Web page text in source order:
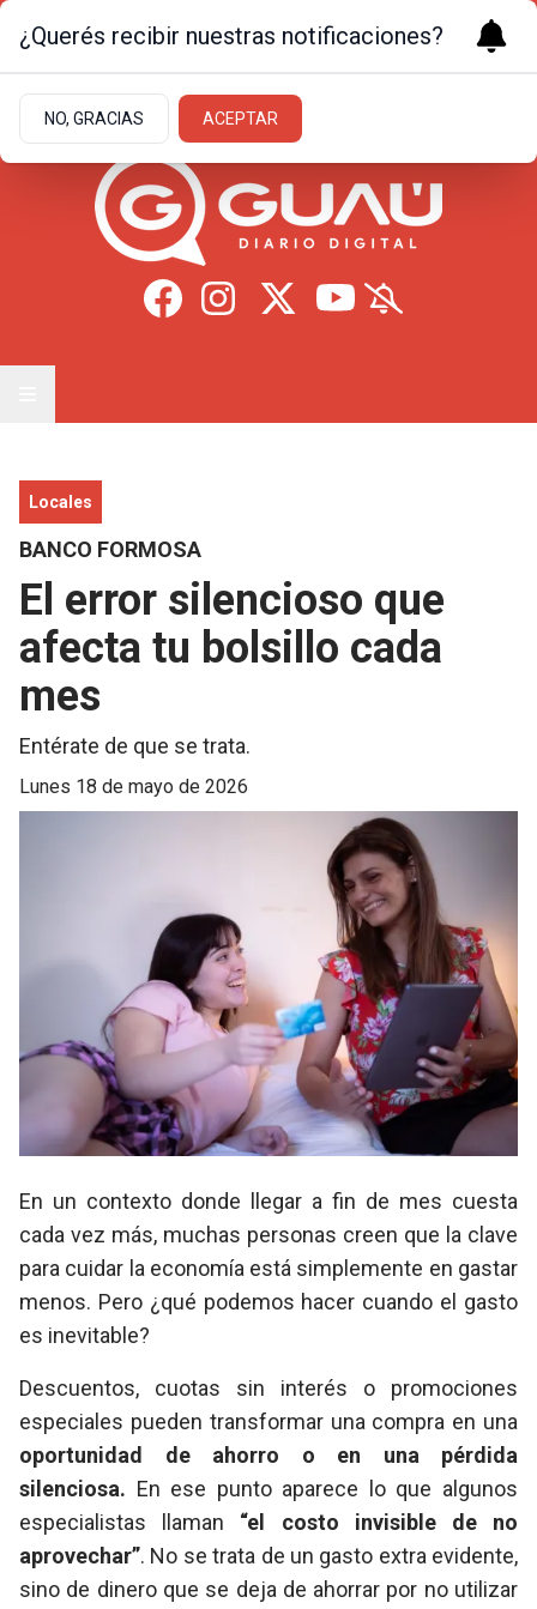
25.5ºc | Formosa
Locales
BANCO FORMOSA
El error silencioso que
afecta tu bolsillo cada
mes
Entérate de que se trata.
lunes 18 de mayo de 2026
En un contexto donde llegar a fin de mes cuesta
cada vez más, muchas personas creen que la clave
para cuidar la economía está simplemente en gastar
menos. Pero ¿qué podemos hacer cuando el gasto
es inevitable?
Descuentos, cuotas sin interés o promociones
especiales pueden transformar una compra en una
oportunidad de ahorro
o en una pérdida
silenciosa. En ese punto aparece lo que algunos
especialistas llaman “el costo invisible de no
aprovechar”. No se trata de un gasto extra evidente,
sino de dinero que se deja de ahorrar por no utilizar
¿Querés recibir nuestras notificaciones?
NO, GRACIAS ACEPTAR